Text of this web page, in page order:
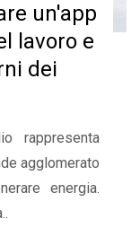
un'app
lavoro e
dei
rappresenta
agglomerato
energia.